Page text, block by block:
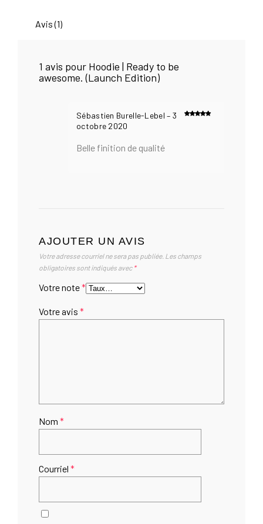
(Launch
Avis (1)
1 avis pour Hoodie | Ready to be
awesome. (Launch Edition)
Sébastien Burelle-Lebel– 3
octobre 2020
Belle finition de qualité
AJOUTER UN AVIS
Votre adresse courriel ne sera pas publiée. Les champs
obligatoires sont indiqués avec *
Votre note*
Votre avis *
Nom *
Courriel *